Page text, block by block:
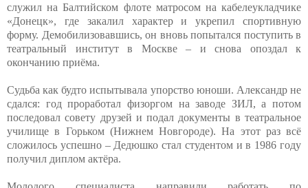
служил на Балтийском флоте матросом на кабелеукладчике
«Донецк», где закалил характер и укрепил спортивную
форму. Демобилизовавшись, он вновь попытался поступить в
театральный институт в Москве – и снова опоздал к
окончанию приёма.
Судьба как будто испытывала упорство юноши. Александр не
сдался: год проработал физоргом на заводе ЗИЛ, а потом
последовал совету друзей и подал документы в театральное
училище в Горьком (Нижнем Новгороде). На этот раз всё
сложилось успешно – Дедюшко стал студентом и в 1986 году
получил диплом актёра.